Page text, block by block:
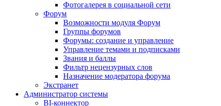
Фотогалерея в социальной сети
Форум
Возможности модуля Форум
Группы форумов
Форумы: создание и управление
Управление темами и подписками
Звания и баллы
Фильтр нецензурных слов
Назначение модератора форума
Экстранет
Администратор системы
BI-коннектор